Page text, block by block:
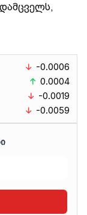
-0.0006
0.0004
-0.0019
-0.0059